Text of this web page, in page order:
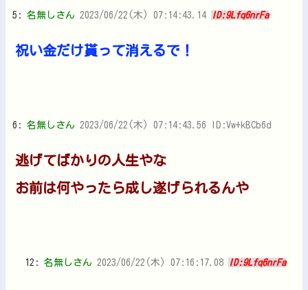
5: 名無しさん 2023/06/22(木) 07:14:43.14 ID:9Lfq6nrFa
祝い金だけ貰って消えるで！
6: 名無しさん 2023/06/22(木) 07:14:43.56 ID:Vw+kBCb6d
逃げてばかりの人生やな
お前は何やったら成し遂げられるんや
12: 名無しさん 2023/06/22(木) 07:16:17.08 ID:9Lfq6nrFa